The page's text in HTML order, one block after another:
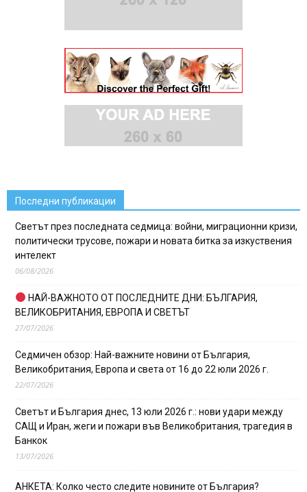
Последни публикации
Светът през последната седмица: войни, миграционни кризи,
политически трусове, пожари и новата битка за изкуствения
интелект
06/08/2026
НАЙ-ВАЖНОТО ОТ ПОСЛЕДНИТЕ ДНИ: БЪЛГАРИЯ,
ВЕЛИКОБРИТАНИЯ, ЕВРОПА И СВЕТЪТ
27/07/2026
Седмичен обзор: Най-важните новини от България,
Великобритания, Европа и света от 16 до 22 юли 2026 г.
22/07/2026
Светът и България днес, 13 юли 2026 г.: нови удари между
САЩ и Иран, жеги и пожари във Великобритания, трагедия в
Банкок
13/07/2026
АНКЕТА: Колко често следите новините от България?